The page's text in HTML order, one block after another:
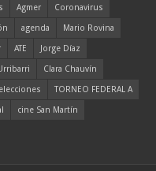
Agmer
Coronavirus
agenda
Mario Rovina
ATE
Jorge Díaz
Clara Chauvín
elecciones
TORNEO FEDERAL A
cine San Martín